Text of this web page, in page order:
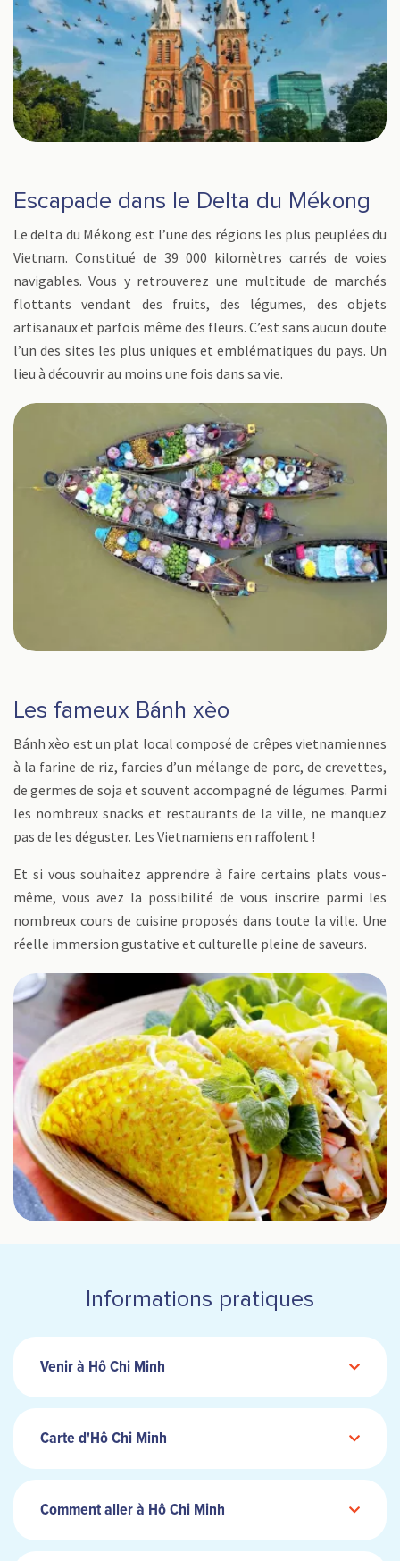
Escapade dans le Delta du Mékong
Le delta du Mékong est l’une des régions les plus peuplées du
Vietnam. Constitué de 39 000 kilomètres carrés de voies
navigables. Vous y retrouverez une multitude de marchés
flottants vendant des fruits, des légumes, des objets
artisanaux et parfois même des fleurs. C’est sans aucun doute
l’un des sites les plus uniques et emblématiques du pays. Un
lieu à découvrir au moins une fois dans sa vie.
Les fameux Bánh xèo
Bánh xèo est un plat local composé de crêpes vietnamiennes
à la farine de riz, farcies d’un mélange de porc, de crevettes,
de germes de soja et souvent accompagné de légumes. Parmi
les nombreux snacks et restaurants de la ville, ne manquez
pas de les déguster. Les Vietnamiens en raffolent !
Et si vous souhaitez apprendre à faire certains plats vous-
même, vous avez la possibilité de vous inscrire parmi les
nombreux cours de cuisine proposés dans toute la ville. Une
réelle immersion gustative et culturelle pleine de saveurs.
Informations pratiques
Venir à Hô Chi Minh
Carte d'Hô Chi Minh
Comment aller à Hô Chi Minh